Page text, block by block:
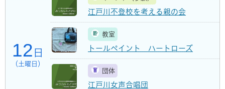
12 日
（土曜日）
江戸川不登校を考える親の会
教室
トールペイント ハートローズ
団体
江戸川女声合唱団